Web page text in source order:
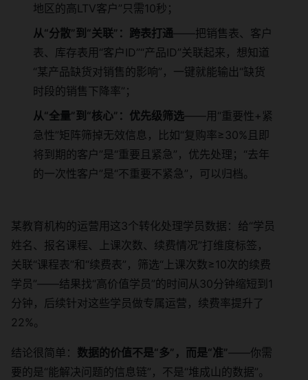
地区的高LTV客户”只需10秒；
从“分散”到“关联”：跨表打通 ——把销售表、客户
表、库存表用“客户ID”“产品ID”关联起来，想知道
“某产品缺货对销售的影响”，一键就能输出“缺货
时段的销售下降率”；
从“全量”到“核心”：优先级筛选 ——用“重要性+紧
急性”矩阵筛掉无效信息，比如“复购率≥30%且即
将到期的客户”是“重要且紧急”，优先处理；“去年
的一次性客户”是“不重要不紧急”，可以归档。
某教育机构的运营用这3个转化处理学员数据：给“学员
姓名、报名课程、上课次数、续费情况”打维度标签，
关联“课程表”和“续费表”，筛选“上课次数≥10次的续费
学员”——结果找“高价值学员”的时间从30分钟缩短到1
分钟，后续针对这些学员做专属运营，续费率提升了
22%。
结论很简单： 数据的价值不是“多”，而是“准” ——你需
要的是“能解决问题的信息链”，不是“堆成山的数据”。